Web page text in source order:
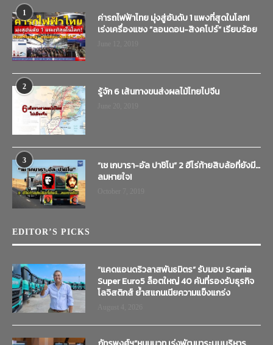
1
ค่ารถไฟฟ้าไทย มุ่งสู่อันดับ 1 แพงที่สุดในโลก!
เร่งเครื่องแซง “ลอนดอน-สิงคโปร์” เรียบร้อย
2 รู้จัก 6 เส้นทางขนส่งผลไม้ไทยไปจีน
3
“เช เกบารา-อัล ปาชิโน” 2 ฮีโร่ท้ายสิบล้อที่ยังมี…
ลมหายใจ!
EDITOR’S PICKS
“แคดแอนดริวลาสพันธมิตร” รับมอบ Scania
Super Euro5 ล็อตใหญ่ 40 คันที่รองรับธุรกิจ
โลจิสติกส์ ย้ำสแกนเนียความแข็งแกร่ง